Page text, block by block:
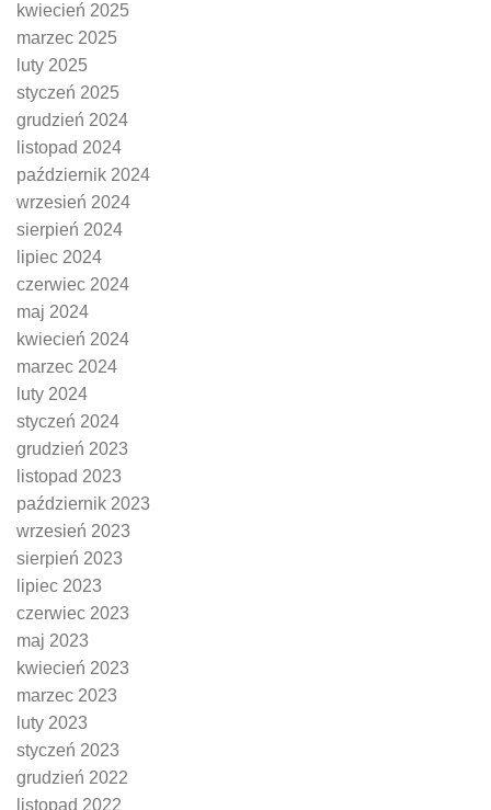
kwiecień 2025
marzec 2025
luty 2025
styczeń 2025
grudzień 2024
listopad 2024
październik 2024
wrzesień 2024
sierpień 2024
lipiec 2024
czerwiec 2024
maj 2024
kwiecień 2024
marzec 2024
luty 2024
styczeń 2024
grudzień 2023
listopad 2023
październik 2023
wrzesień 2023
sierpień 2023
lipiec 2023
czerwiec 2023
maj 2023
kwiecień 2023
marzec 2023
luty 2023
styczeń 2023
grudzień 2022
listopad 2022